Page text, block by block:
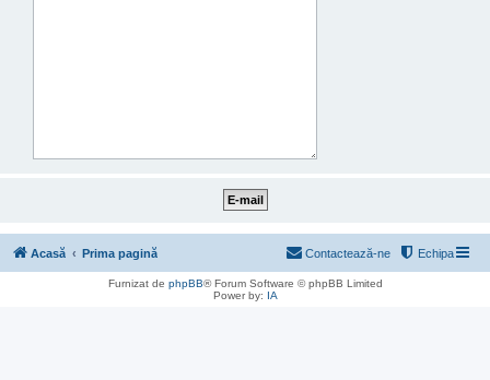
Acasă Prima pagină Echipa
Contactează-ne
Furnizat de phpBB® Forum Software © phpBB Limited
Power by: IA